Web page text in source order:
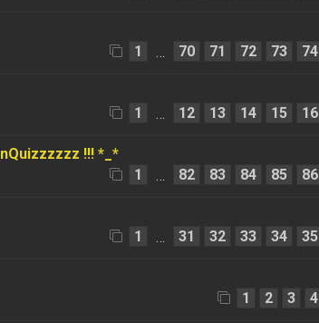
1 70 71 72 73 74
1 12 13 14 15 16
!!! *_*
1 82 83 84 85 86
1 31 32 33 34 35
1 2 3 4